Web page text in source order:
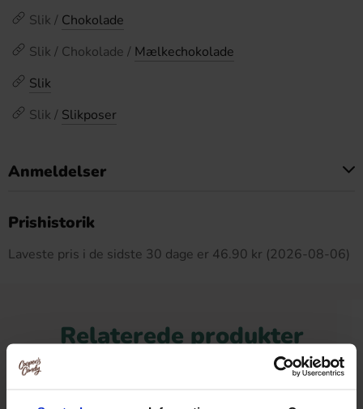
Slik / Chokolade
Slik / Chokolade / Mælkechokolade
Slik
Slik / Slikposer
Anmeldelser
Prishistorik
Laveste pris i de sidste 30 dage er 46.90 kr (2026-08-06)
Relaterede produkter